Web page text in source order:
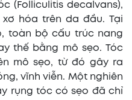
(Folliculitis decalvans),
hóa trên da đầu. Tại
toàn bộ cấu trúc nang
thế bằng mô sẹo. Tóc
mô sẹo, từ đó gây ra
vĩnh viễn. Một nghiên
rụng tóc có sẹo đã chỉ